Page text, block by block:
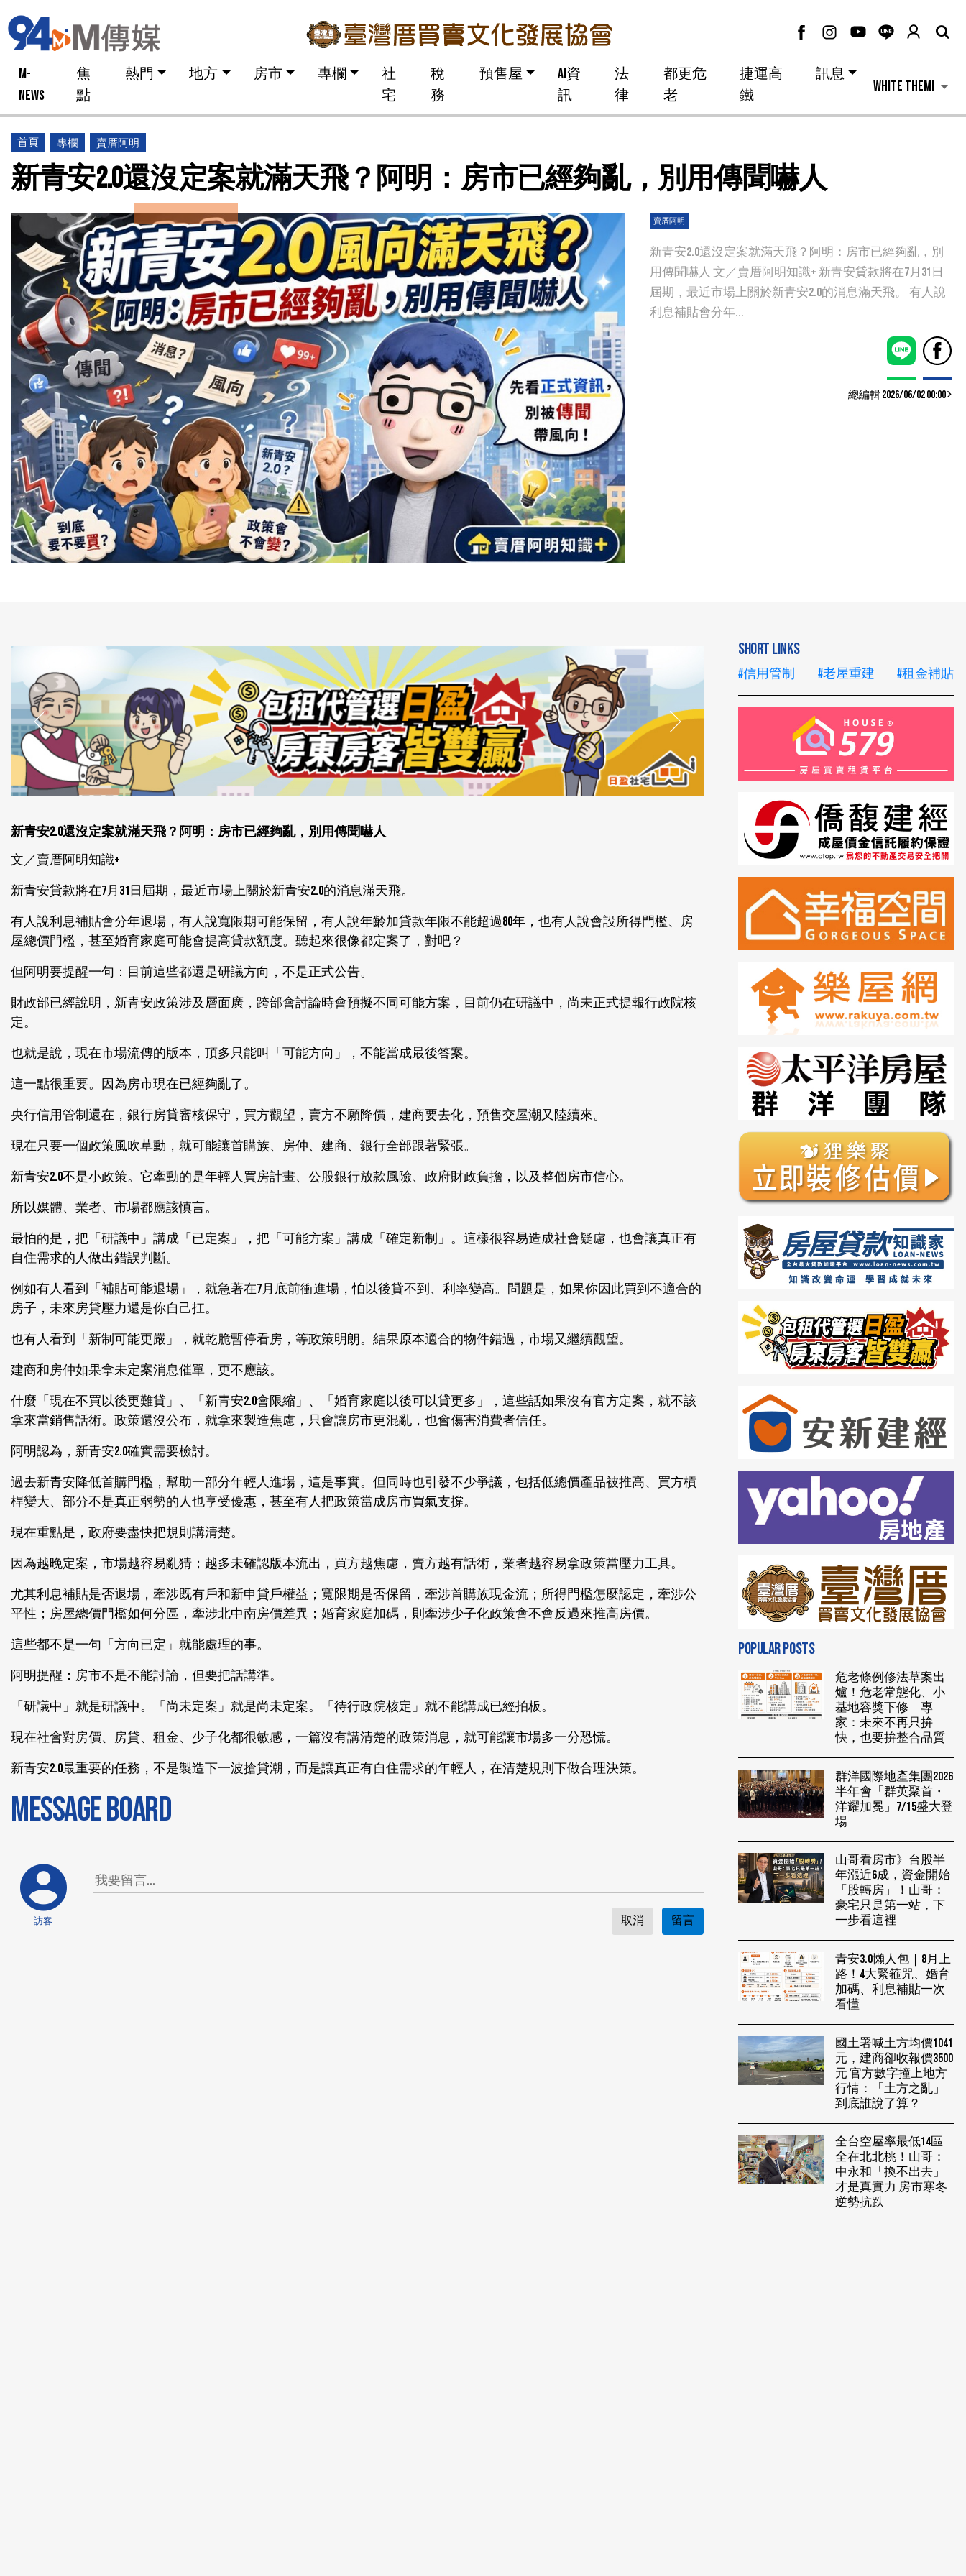
M-
NEWS
焦
點
熱門 地方 房市 專欄
社
宅
稅
務
預售屋
AI資
訊
法
律
都更危
老
捷運高
鐵
訊息
首頁 專欄 賣厝阿明
新青安2.0還沒定案就滿天飛？阿明：房市已經夠亂，別用傳聞嚇人
賣厝阿明
新青安2.0還沒定案就滿天飛？阿明：房市已經夠亂，別
用傳聞嚇人 文／賣厝阿明知識+ 新青安貸款將在7月31日
屆期，最近市場上關於新青安2.0的消息滿天飛。 有人說
利息補貼會分年...
總編輯 2026/06/02 00:00
新青安2.0還沒定案就滿天飛？阿明：房市已經夠亂，別用傳聞嚇人
文／賣厝阿明知識+
新青安貸款將在7月31日屆期，最近市場上關於新青安2.0的消息滿天飛。
有人說利息補貼會分年退場，有人說寬限期可能保留，有人說年齡加貸款年限不能超過80年，也有人說會設所得門檻、房
屋總價門檻，甚至婚育家庭可能會提高貸款額度。聽起來很像都定案了，對吧？
但阿明要提醒一句：目前這些都還是研議方向，不是正式公告。
財政部已經說明，新青安政策涉及層面廣，跨部會討論時會預擬不同可能方案，目前仍在研議中，尚未正式提報行政院核
定。
也就是說，現在市場流傳的版本，頂多只能叫「可能方向」，不能當成最後答案。
這一點很重要。因為房市現在已經夠亂了。
央行信用管制還在，銀行房貸審核保守，買方觀望，賣方不願降價，建商要去化，預售交屋潮又陸續來。
現在只要一個政策風吹草動，就可能讓首購族、房仲、建商、銀行全部跟著緊張。
新青安2.0不是小政策。它牽動的是年輕人買房計畫、公股銀行放款風險、政府財政負擔，以及整個房市信心。
所以媒體、業者、市場都應該慎言。
最怕的是，把「研議中」講成「已定案」，把「可能方案」講成「確定新制」。這樣很容易造成社會疑慮，也會讓真正有
自住需求的人做出錯誤判斷。
例如有人看到「補貼可能退場」，就急著在7月底前衝進場，怕以後貸不到、利率變高。問題是，如果你因此買到不適合的
房子，未來房貸壓力還是你自己扛。
也有人看到「新制可能更嚴」，就乾脆暫停看房，等政策明朗。結果原本適合的物件錯過，市場又繼續觀望。
建商和房仲如果拿未定案消息催單，更不應該。
什麼「現在不買以後更難貸」、「新青安2.0會限縮」、「婚育家庭以後可以貸更多」，這些話如果沒有官方定案，就不該
拿來當銷售話術。政策還沒公布，就拿來製造焦慮，只會讓房市更混亂，也會傷害消費者信任。
阿明認為，新青安2.0確實需要檢討。
過去新青安降低首購門檻，幫助一部分年輕人進場，這是事實。但同時也引發不少爭議，包括低總價產品被推高、買方槓
桿變大、部分不是真正弱勢的人也享受優惠，甚至有人把政策當成房市買氣支撐。
現在重點是，政府要盡快把規則講清楚。
因為越晚定案，市場越容易亂猜；越多未確認版本流出，買方越焦慮，賣方越有話術，業者越容易拿政策當壓力工具。
尤其利息補貼是否退場，牽涉既有戶和新申貸戶權益；寬限期是否保留，牽涉首購族現金流；所得門檻怎麼認定，牽涉公
平性；房屋總價門檻如何分區，牽涉北中南房價差異；婚育家庭加碼，則牽涉少子化政策會不會反過來推高房價。
這些都不是一句「方向已定」就能處理的事。
阿明提醒：房市不是不能討論，但要把話講準。
「研議中」就是研議中。「尚未定案」就是尚未定案。「待行政院核定」就不能講成已經拍板。
現在社會對房價、房貸、租金、少子化都很敏感，一篇沒有講清楚的政策消息，就可能讓市場多一分恐慌。
新青安2.0最重要的任務，不是製造下一波搶貸潮，而是讓真正有自住需求的年輕人，在清楚規則下做合理決策。
MESSAGE BOARD
訪客 取消 留言
SHORT LINKS
#信用管制 #老屋重建 #租金補貼
POPULAR POSTS
危老條例修法草案出
爐！危老常態化、小
基地容獎下修 專
家：未來不再只拚
快，也要拚整合品質
群洋國際地產集團2026
半年會「群英聚首・
洋耀加冕」7/15盛大登
場
山哥看房市》台股半
年漲近6成，資金開始
「股轉房」！山哥：
豪宅只是第一站，下
一步看這裡
青安3.0懶人包｜8月上
路！4大緊箍咒、婚育
加碼、利息補貼一次
看懂
國土署喊土方均價1041
元，建商卻收報價3500
元 官方數字撞上地方
行情：「土方之亂」
到底誰說了算？
全台空屋率最低14區
全在北北桃！山哥：
中永和「換不出去」
才是真實力 房市寒冬
逆勢抗跌